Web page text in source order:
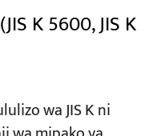
K 5600, JIS K
wa JIS K ni